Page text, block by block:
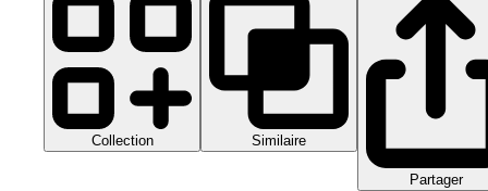
Collection Similaire
Partager